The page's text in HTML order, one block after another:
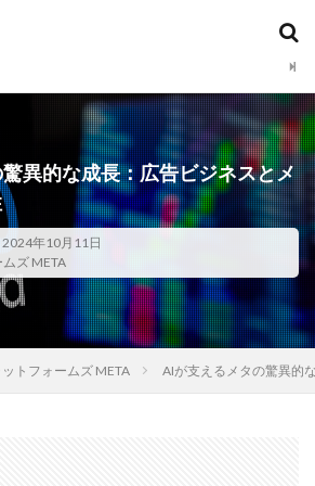
異的な成長：広告ビジネスとメ
2024年10月11日
ズ META
トフォームズ META AIが支えるメタの驚異的